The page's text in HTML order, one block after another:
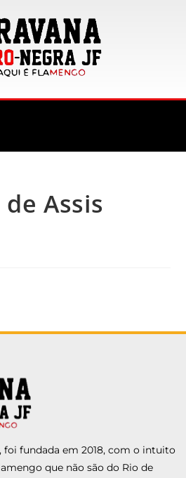
Assis
foi fundada em 2018, com o intuito
que não são do Rio de